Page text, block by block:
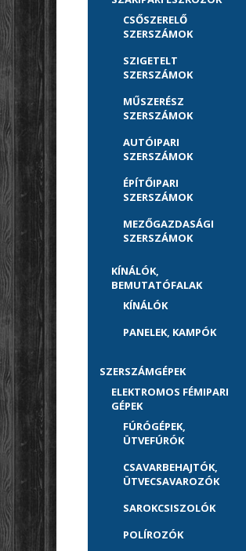
CSŐSZERELŐ
SZERSZÁMOK
SZIGETELT
SZERSZÁMOK
MŰSZERÉSZ
SZERSZÁMOK
AUTÓIPARI
SZERSZÁMOK
ÉPÍTŐIPARI
SZERSZÁMOK
MEZŐGAZDASÁGI
SZERSZÁMOK
KÍNÁLÓK,
BEMUTATÓFALAK
KÍNÁLÓK
PANELEK, KAMPÓK
SZERSZÁMGÉPEK
ELEKTROMOS FÉMIPARI
GÉPEK
FÚRÓGÉPEK,
ÜTVEFÚRÓK
CSAVARBEHAJTÓK,
ÜTVECSAVAROZÓK
SAROKCSISZOLÓK
POLÍROZÓK